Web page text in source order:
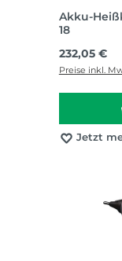
Akku-
18
Regulärer
232,05 €
Preise inkl.
Jetzt